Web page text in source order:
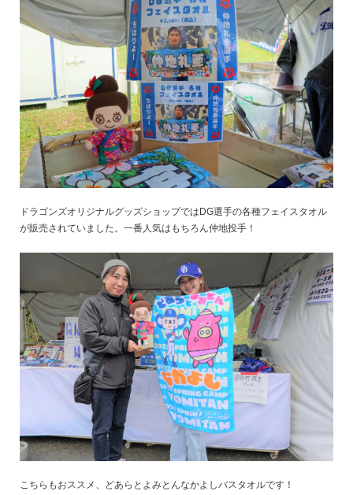
ドラゴンズオリジナルグッズショップではDG選手の各種フェイスタオル
が販売されていました。一番人気はもちろん仲地投手！
こちらもおススメ、どあらとよみとんなかよしバスタオルです！